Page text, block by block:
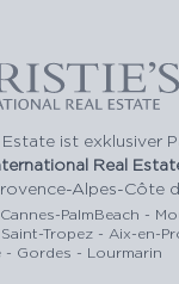
ist exklusiver
Real
Alpes-Côte
PalmBeach -
Tropez - Aix-en-
- Gordes - Lourmarin